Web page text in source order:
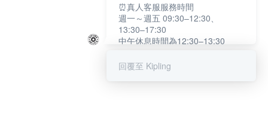
⏰真人客服服務時間
週一～週五 09:30–12:30、
13:30–17:30
中午休息時間為12:30–13:30
提醒您：系統會自動已讀訊息，如
回覆至 Kipling